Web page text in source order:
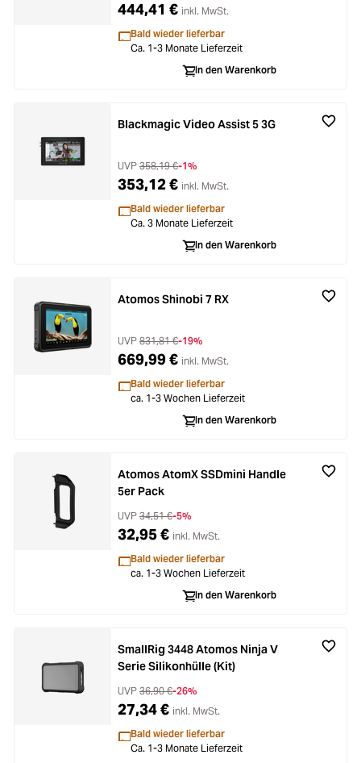
444,41 € inkl. MwSt.
Bald wieder lieferbar
Ca. 1-3 Monate Lieferzeit
In den Warenkorb
Blackmagic Video Assist 5 3G
UVP 358,19 €-1%
353,12 € inkl. MwSt.
Bald wieder lieferbar
Ca. 3 Monate Lieferzeit
In den Warenkorb
Atomos Shinobi 7 RX
UVP 831,81 €-19%
669,99 € inkl. MwSt.
Bald wieder lieferbar
ca. 1-3 Wochen Lieferzeit
In den Warenkorb
Atomos AtomX SSDmini Handle
5er Pack
UVP 34,51 €-5%
32,95 € inkl. MwSt.
Bald wieder lieferbar
ca. 1-3 Wochen Lieferzeit
In den Warenkorb
SmallRig 3448 Atomos Ninja V
Serie Silikonhülle (Kit)
UVP 36,90 €-26%
27,34 € inkl. MwSt.
Bald wieder lieferbar
Ca. 1-3 Monate Lieferzeit